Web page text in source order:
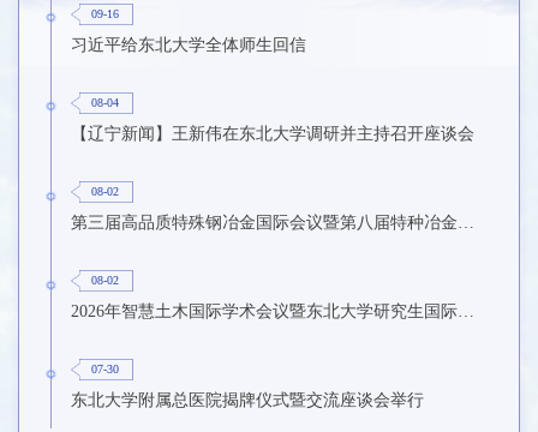
09-16
习近平给东北大学全体师生回信
08-04
【辽宁新闻】王新伟在东北大学调研并主持召开座谈会
08-02
08-02
2026年智慧土木国际学术会议暨东北大学研究生国际暑期学校第九期在东北大学召开
07-30
东北大学附属总医院揭牌仪式暨交流座谈会举行